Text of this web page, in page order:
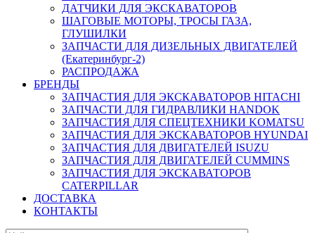
ДАТЧИКИ ДЛЯ ЭКСКАВАТОРОВ
ШАГОВЫЕ МОТОРЫ, ТРОСЫ ГАЗА,
ГЛУШИЛКИ
ЗАПЧАСТИ ДЛЯ ДИЗЕЛЬНЫХ ДВИГАТЕЛЕЙ
(Екатеринбург-2)
РАСПРОДАЖА
БРЕНДЫ
ЗАПЧАСТИЯ ДЛЯ ЭКСКАВАТОРОВ HITACHI
ЗАПЧАСТИ ДЛЯ ГИДРАВЛИКИ HANDOK
ЗАПЧАСТИЯ ДЛЯ СПЕЦТЕХНИКИ KOMATSU
ЗАПЧАСТИЯ ДЛЯ ЭКСКАВАТОРОВ HYUNDAI
ЗАПЧАСТИЯ ДЛЯ ДВИГАТЕЛЕЙ ISUZU
ЗАПЧАСТИЯ ДЛЯ ДВИГАТЕЛЕЙ CUMMINS
ЗАПЧАСТИЯ ДЛЯ ЭКСКАВАТОРОВ
CATERPILLAR
ДОСТАВКА
КОНТАКТЫ